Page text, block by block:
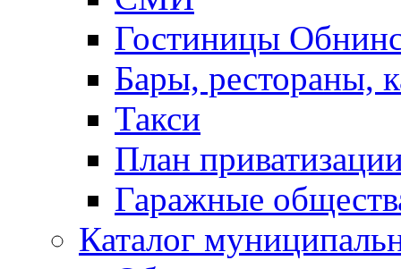
Гостиницы
Бары, рестораны,
Такси
План
Гаражные
Каталог